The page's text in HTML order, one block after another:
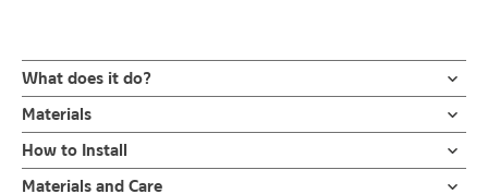
What does it do?
ชุดฟลัชชักโครกรุ่นชิ้นเดียว อะไหล่ชักโครก ชุดอะไหล่ชักโครกแบบมี
ปุ่มกดคู่ด้านบน ขนาด 24 ซม. ผลิตจากวัสดุ PE มา พร้อมข้อต่อ
สำหรับกรองสิ่งสกปรก รับประกัน 2 ปี
Materials
ตัวฟลัช
ผลิตจากวัสดุ PE
How to Install
คลิ๊ก เพื่อดูคู่มือการติดตั้งเป็นเอกสาร
Materials and Care